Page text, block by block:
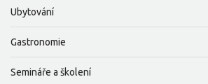
Ubytování
Gastronomie
Semináře a školení